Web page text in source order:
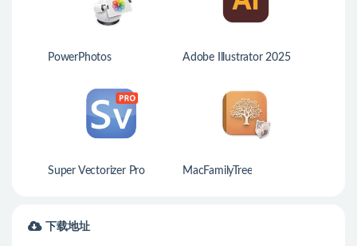
PowerPhotos Adobe Illustrator 2025
Super Vectorizer Pro MacFamilyTree
下载地址